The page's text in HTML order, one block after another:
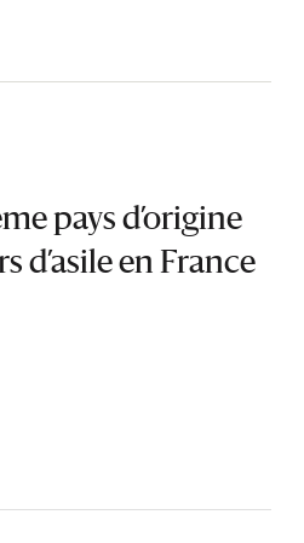
pays d’origine
d’asile en France